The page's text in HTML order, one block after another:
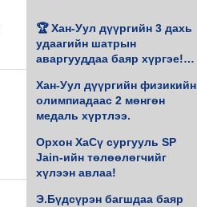
🏆 Хан-Уул дүүргийн 3 дахь
удаагийн шатрын
аваргууддаа баяр хүргэе!♟️
Хан-Уул дүүргийн физикийн
олимпиадаас 2 мөнгөн
медаль хүртлээ.
Орхон ХаСү сургууль SP
Jain-ийн төлөөлөгчийг
хүлээн авлаа!
Э.Бүдсүрэн багшдаа баяр